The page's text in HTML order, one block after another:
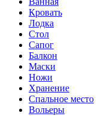
Кровать
Лодка
Стол
Сапог
Балкон
Маски
Ножи
Хранение
Спальное место
Вольеры